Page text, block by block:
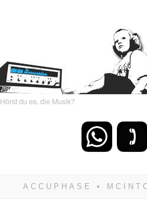
Hörst du es, die Musik?
zwangsläufig siegen!